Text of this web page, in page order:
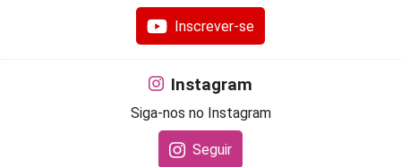
Inscrever-se
Instagram
Siga-nos no Instagram
Seguir